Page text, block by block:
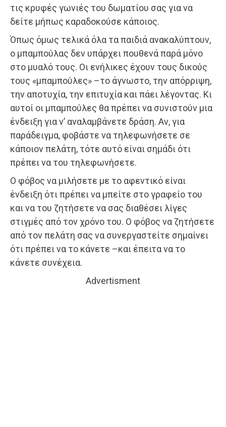
τις κρυφές γωνιές του δωματίου σας για να
δείτε μήπως καραδοκούσε κάποιος.
Όπως όμως τελικά όλα τα παιδιά ανακαλύπτουν,
ο μπαμπούλας δεν υπάρχει πουθενά παρά μόνο
στο μυαλό τους. Οι ενήλικες έχουν τους δικούς
τους «μπαμπούλες» –το άγνωστο, την απόρριψη,
την αποτυχία, την επιτυχία και πάει λέγοντας. Κι
αυτοί οι μπαμπούλες θα πρέπει να συνιστούν μια
ένδειξη για ν’ αναλαμβάνετε δράση. Αν, για
παράδειγμα, φοβάστε να τηλεφωνήσετε σε
κάποιον πελάτη, τότε αυτό είναι σημάδι ότι
πρέπει να του τηλεφωνήσετε.
Ο φόβος να μιλήσετε με το αφεντικό είναι
ένδειξη ότι πρέπει να μπείτε στο γραφείο του
και να του ζητήσετε να σας διαθέσει λίγες
στιγμές από τον χρόνο του. Ο φόβος να ζητήσετε
από τον πελάτη σας να συνεργαστείτε σημαίνει
ότι πρέπει να το κάνετε –και έπειτα να το
κάνετε συνέχεια.
Advertisment